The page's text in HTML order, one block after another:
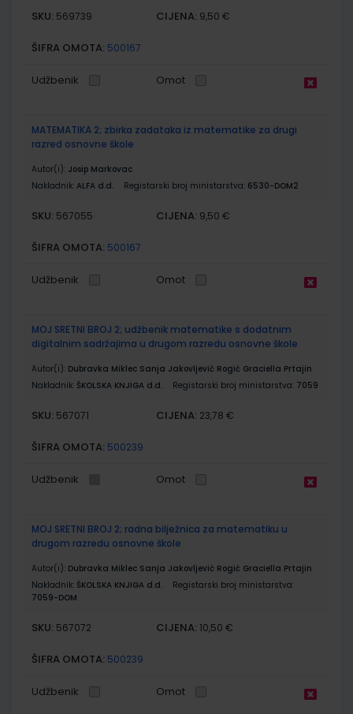
SKU: 569739 CIJENA: 9,50 €
ŠIFRA OMOTA: 500167
Udžbenik Omot
MATEMATIKA 2; zbirka zadataka iz matematike za drugi
razred osnovne škole
Autor(i): Josip Markovac
Nakladnik: ALFA d.d. Registarski broj ministarstva: 6530-DOM2
SKU: 567055 CIJENA: 9,50 €
ŠIFRA OMOTA: 500167
Udžbenik Omot
MOJ SRETNI BROJ 2; udžbenik matematike s dodatnim
digitalnim sadržajima u drugom razredu osnovne škole
Autor(i): Dubravka Miklec Sanja Jakovljević Rogić Graciella Prtajin
Nakladnik: ŠKOLSKA KNJIGA d.d. Registarski broj ministarstva: 7059
SKU: 567071 CIJENA: 23,78 €
ŠIFRA OMOTA: 500239
Udžbenik Omot
MOJ SRETNI BROJ 2; radna bilježnica za matematiku u
drugom razredu osnovne škole
Autor(i): Dubravka Miklec Sanja Jakovljević Rogić Graciella Prtajin
Nakladnik: ŠKOLSKA KNJIGA d.d.
Registarski broj ministarstva:
7059-DOM
SKU: 567072 CIJENA: 10,50 €
ŠIFRA OMOTA: 500239
Udžbenik Omot